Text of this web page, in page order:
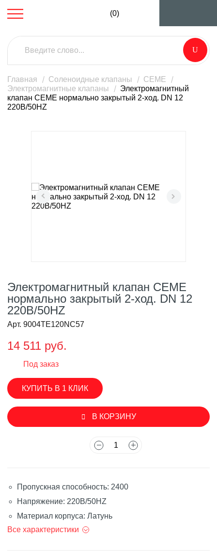
(0)
Главная Соленоидные клапаны
CEME
Электромагнитные клапаны
Электромагнитный
клапан CEME нормально закрытый 2-ход. DN 12
220В/50HZ
Электромагнитный клапан CEME
нормально закрытый 2-ход. DN 12
220В/50HZ
Арт. 9004TE120NC57
14 511 руб.
Под заказ
КУПИТЬ В 1 КЛИК
В КОРЗИНУ
Пропускная способность: 2400
Напряжение: 220В/50HZ
Материал корпуса: Латунь
Все характеристики